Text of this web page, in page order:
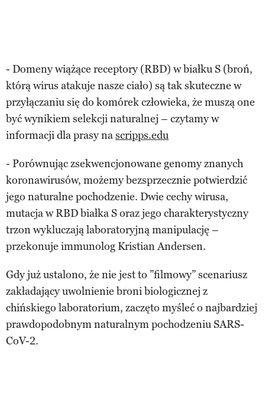
- Domeny wiążące receptory (RBD) w białku S (broń,
którą wirus atakuje nasze ciało) są tak skuteczne w
przyłączaniu się do komórek człowieka, że muszą one
być wynikiem selekcji naturalnej – czytamy w
informacji dla prasy nascripps.edu
- Porównując zsekwencjonowane genomy znanych
koronawirusów, możemy bezsprzecznie potwierdzić
jego naturalne pochodzenie. Dwie cechy wirusa,
mutacja w RBD białka S oraz jego charakterystyczny
trzon wykluczają laboratoryjną manipulację –
przekonuje immunolog Kristian Andersen.
Gdy już ustalono, że nie jest to ”filmowy” scenariusz
zakładający uwolnienie broni biologicznej z
chińskiego laboratorium, zaczęto myśleć o najbardziej
prawdopodobnym naturalnym pochodzeniu SARS-
CoV-2.